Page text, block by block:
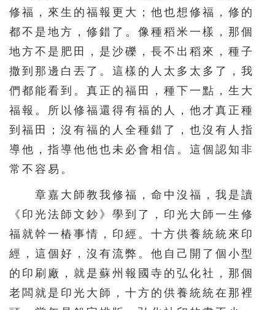
修福，來生的福報更大；他也想修福，修的
都不是地方，修錯了。像種稻米一樣，那個
地方不是肥田，是沙礫，長不出稻來，種子
撒到那邊白丟了。這樣的人太多太多了，我
們都能看到。真正的福田，種下一點，生大
福報。所以修福還得有福的人，他才真正種
到福田；沒有福的人全種錯了，也沒有人指
導他，指導他他也未必會相信。這個認知非
常不容易。
章嘉大師教我修福，命中沒福，我是讀
《印光法師文鈔》學到了，印光大師一生修
福就幹一樁事情，印經。十方供養統統來印
經，這個好，沒有流弊。他自己開了個小型
的印刷廠，就是蘇州報國寺的弘化社，那個
老闆就是印光大師，十方的供養統統在那裡